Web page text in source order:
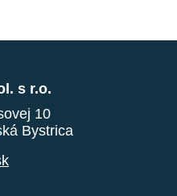
s r.o.
10
Bystrica